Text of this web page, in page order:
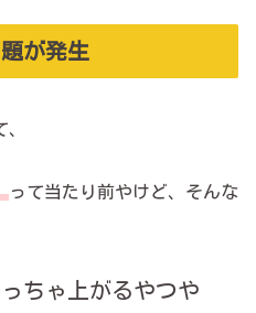
が発生
って当たり前やけど、そんな
ちゃ上がるやつや